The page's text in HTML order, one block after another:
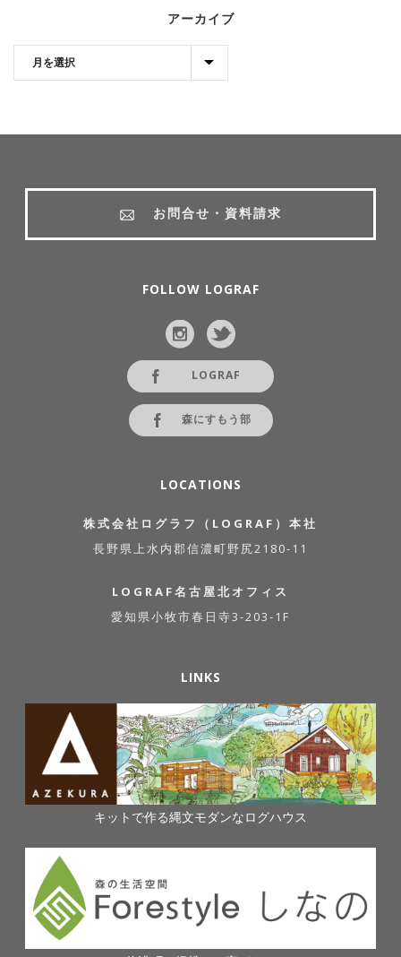
アーカイブ
お問合せ・資料請求
FOLLOW LOGRAF
LOGRAF
森にすもう部
LOCATIONS
株式会社ログラフ（LOGRAF）本社
長野県上水内郡信濃町野尻2180-11
LOGRAF名古屋北オフィス
愛知県小牧市春日寺3-203-1F
LINKS
キットで作る縄文モダンなログハウス